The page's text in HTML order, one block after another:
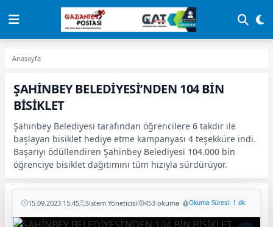
Anasayfa
ŞAHİNBEY BELEDİYESİ’NDEN 104 BİN
BİSİKLET
Şahinbey Belediyesi tarafından öğrencilere 6 takdir ile
başlayan bisiklet hediye etme kampanyası 4 teşekküre indi.
Başarıyı ödüllendiren Şahinbey Belediyesi 104.000 bin
öğrenciye bisiklet dağıtımını tüm hızıyla sürdürüyor.
15.09.2023 15:45 Sistem Yöneticisi 453 okuma Okuma Süresi: 1 dk